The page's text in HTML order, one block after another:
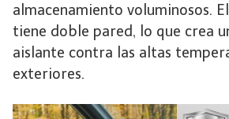
almacenamiento voluminosos.
tiene doble pared, lo que crea
aislante contra las altas
exteriores.